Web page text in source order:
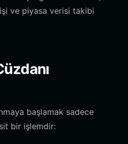
ve piyasa verisi takibi
başlamak sadece
bir işlemdir: